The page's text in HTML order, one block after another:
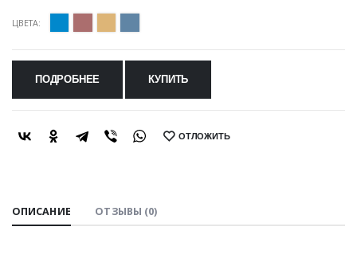
ЦВЕТА:
ПОДРОБНЕЕ КУПИТЬ
SHARE: ОТЛОЖИТЬ
ОПИСАНИЕ ОТЗЫВЫ (0)